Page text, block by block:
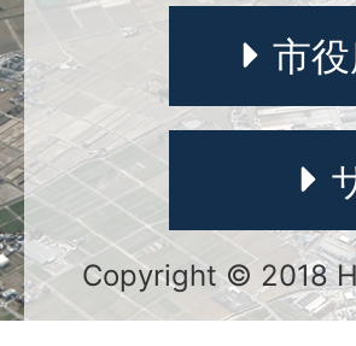
市
Copyright © 2018